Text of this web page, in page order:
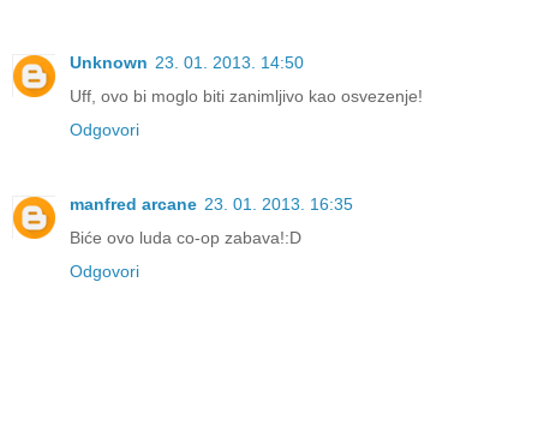
Unknown 23. 01. 2013. 14:50
Uff, ovo bi moglo biti zanimljivo kao osvezenje!
Odgovori
manfred arcane 23. 01. 2013. 16:35
Biće ovo luda co-op zabava!:D
Odgovori